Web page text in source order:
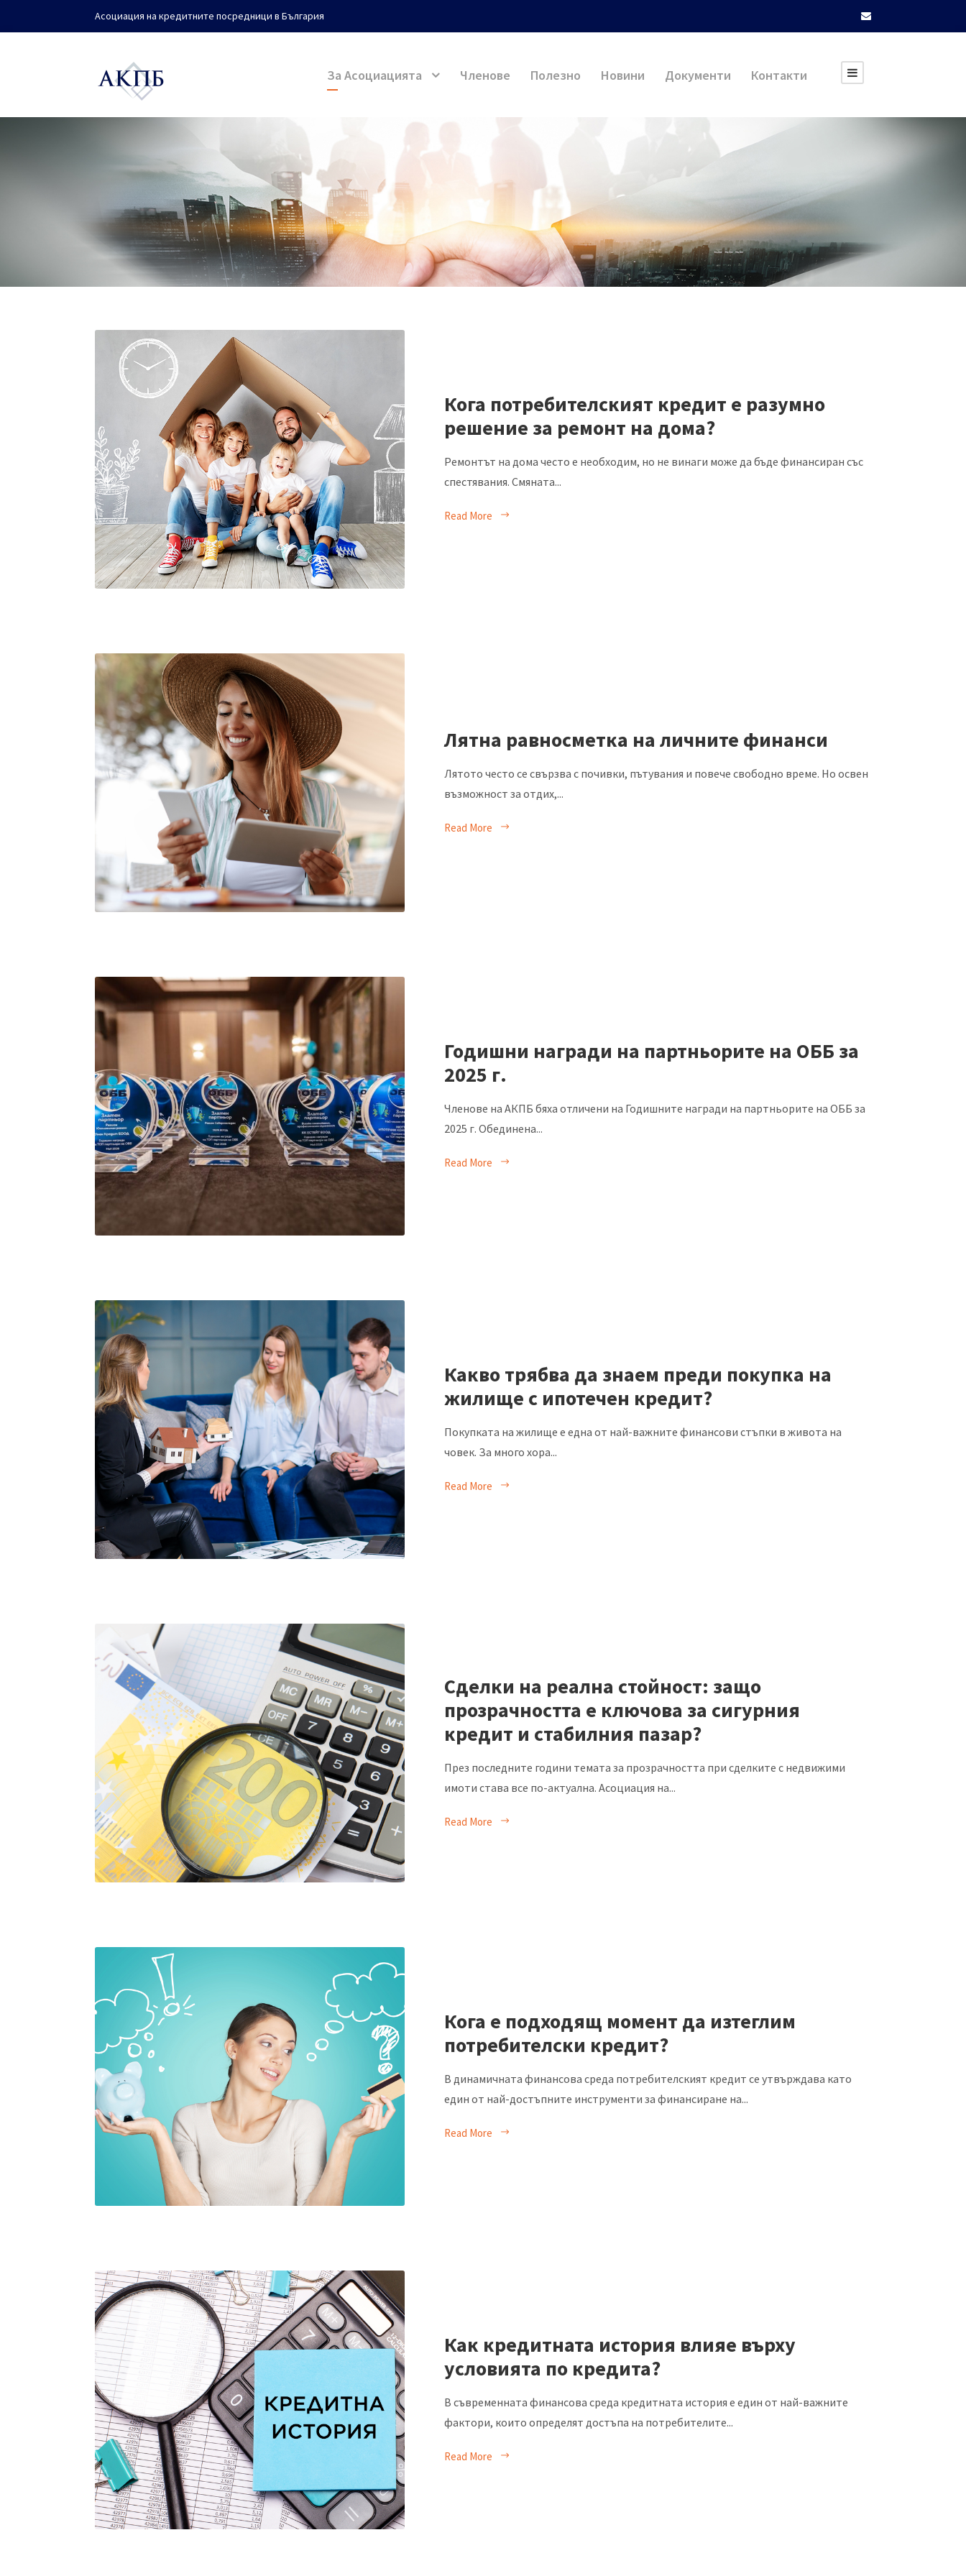
Асоциация на кредитните посредници в България
За Асоциацията Членове Полезно Новини Документи Контакти
Кога потребителският кредит е разумно
решение за ремонт на дома?
Ремонтът на дома често е необходим, но не винаги може да бъде финансиран със
спестявания. Смяната...
Read More
Лятна равносметка на личните финанси
Лятото често се свързва с почивки, пътувания и повече свободно време. Но освен
възможност за отдих,...
Read More
Годишни награди на партньорите на ОББ за
2025 г.
Членове на АКПБ бяха отличени на Годишните награди на партньорите на ОББ за
2025 г. Обединена...
Read More
Какво трябва да знаем преди покупка на
жилище с ипотечен кредит?
Покупката на жилище е една от най-важните финансови стъпки в живота на
човек. За много хора...
Read More
Сделки на реална стойност: защо
прозрачността е ключова за сигурния
кредит и стабилния пазар?
През последните години темата за прозрачността при сделките с недвижими
имоти става все по-актуална. Асоциация на...
Read More
Кога е подходящ момент да изтеглим
потребителски кредит?
В динамичната финансова среда потребителският кредит се утвърждава като
един от най-достъпните инструменти за финансиране на...
Read More
Как кредитната история влияе върху
условията по кредита?
В съвременната финансова среда кредитната история е един от най-важните
фактори, които определят достъпа на потребителите...
Read More